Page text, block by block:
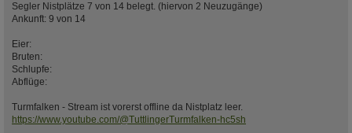
Segler Nistplätze 7 von 14 belegt. (hiervon 2 Neuzugänge)
Ankunft: 9 von 14
Eier:
Bruten:
Schlupfe:
Abflüge:
Turmfalken - Stream ist vorerst offline da Nistplatz leer.
https://www.youtube.com/@TuttlingerTurmfalken-hc5sh